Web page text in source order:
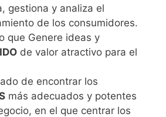
gestiona y analiza el
de los consumidores.
que Genere ideas y
de valor atractivo para el
de encontrar los
más adecuados y potentes
en el que centrar los